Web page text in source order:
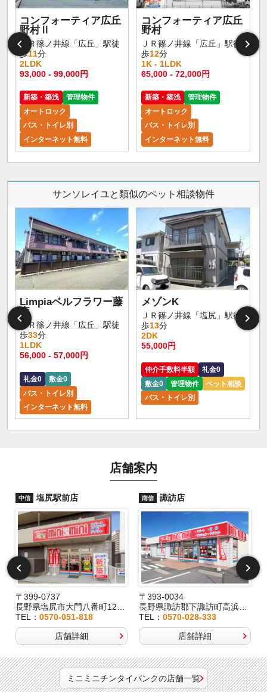
コンフォーティア広丘
野村Ⅱ
ＪＲ篠ノ井線「広丘」駅徒
歩11分
2LDK
93,000 - 99,000円
新築・築浅
管理物件
オートロック
バス・トイレ別
インターネット無料
コンフォーティア広丘
野村
ＪＲ篠ノ井線「広丘」駅徒
歩12分
1K - 1LDK
65,000 - 72,000円
新築・築浅
管理物件
オートロック
バス・トイレ別
インターネット無料
サンソレイユと類似のペット相談物件
Limpiaベルフラワー藤
森
ＪＲ篠ノ井線「広丘」駅徒
歩33分
1LDK
56,000 - 57,000円
礼金0
敷金0
バス・トイレ別
インターネット無料
メゾンK
ＪＲ篠ノ井線「塩尻」駅徒
歩13分
2DK
55,000円
仲介手数料半額
礼金0
敷金0
管理物件
ペット相談
バス・トイレ別
店舗案内
中信 塩尻駅前店
〒399-0737
長野県塩尻市大門八番町12-29
TEL： 0570-051-818
店舗詳細
南信 諏訪店
〒393-0034
長野県諏訪郡下諏訪町高浜6191-3
TEL：0570-028-333
店舗詳細
ミニミニチンタイバンクの店舗一覧